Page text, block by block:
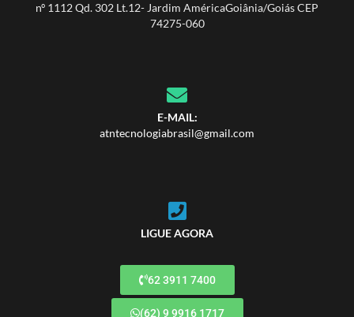
nº 1112 Qd. 302 Lt.12- Jardim AméricaGoiânia/Goiás CEP
74275-060
E-MAIL:
atntecnologiabrasil@gmail.com
LIGUE AGORA
62 3911 7400
(62) 9 9916 1717